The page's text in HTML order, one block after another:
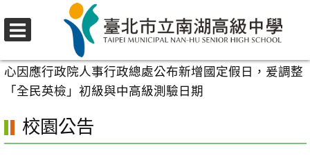
至
要
校園公告
心因應行政院人事行政總處公布新增國定假日，爰調整
「全民英檢」初級與中高級測驗日期
校園公告
選
單